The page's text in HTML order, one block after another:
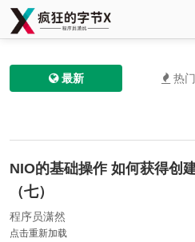
最新 热门
NIO的基础操作 如何获得创
（七）
程序员潇然
点击重新加载